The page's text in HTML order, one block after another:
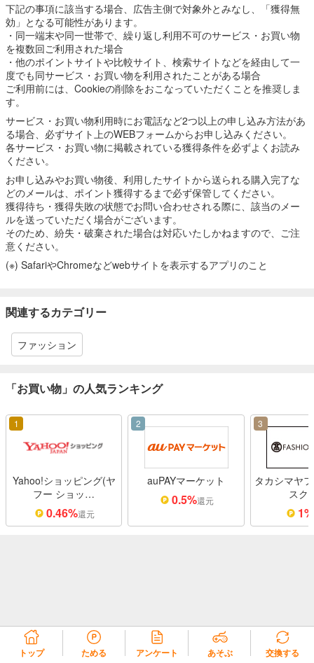
下記の事項に該当する場合、広告主側で対象外とみなし、「獲得無
効」となる可能性があります。
・同一端末や同一世帯で、繰り返し利用不可のサービス・お買い物
を複数回ご利用された場合
・他のポイントサイトや比較サイト、検索サイトなどを経由して一
度でも同サービス・お買い物を利用されたことがある場合
ご利用前には、Cookieの削除をおこなっていただくことを推奨しま
す。
サービス・お買い物利用時にお電話など2つ以上の申し込み方法があ
る場合、必ずサイト上のWEBフォームからお申し込みください。
各サービス・お買い物に掲載されている獲得条件を必ずよくお読み
ください。
お申し込みやお買い物後、利用したサイトから送られる購入完了な
どのメールは、ポイント獲得するまで必ず保管してください。
獲得待ち・獲得失敗の状態でお問い合わせされる際に、該当のメー
ルを送っていただく場合がございます。
そのため、紛失・破棄された場合は対応いたしかねますので、ご注
意ください。
(※) SafariやChromeなどwebサイトを表示するアプリのこと
関連するカテゴリー
ファッション
「お買い物」の人気ランキング
1
Yahoo!ショッピング(ヤ
フー ショッ…
0.46%還元
2
auPAYマーケット
0.5%還元
3
タカシマヤ
スク
1%
トップ ためる アンケート あそぶ 交換する